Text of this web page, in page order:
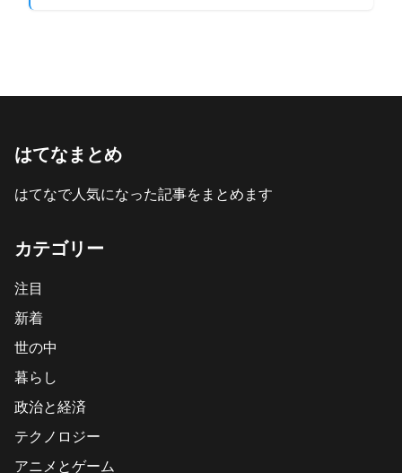
はてなまとめ
はてなで人気になった記事をまとめます
カテゴリー
注目
新着
世の中
暮らし
政治と経済
テクノロジー
アニメとゲーム